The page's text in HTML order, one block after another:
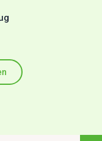
gewählt